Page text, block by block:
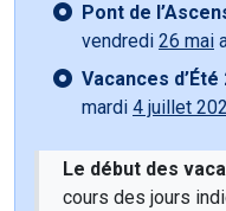
Pont de
vendredi 26 mai
Vacances
mardi 4 juillet
Le début des
cours des jours